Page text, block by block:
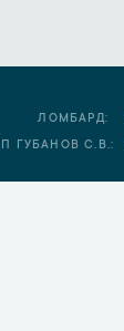
ЛОМБАРД:
ГУБАНОВ С.В.: